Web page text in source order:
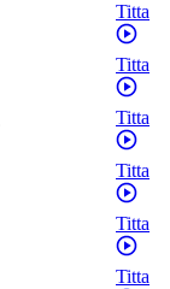
Titta
Titta
Titta
Titta
Titta
Titta